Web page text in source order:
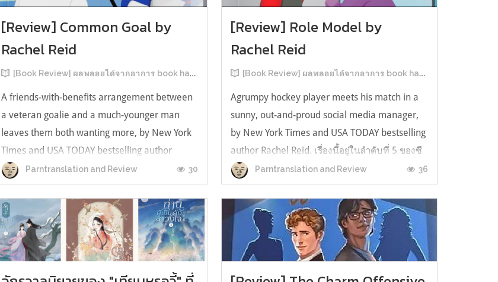
[Review] Common Goal by
Rachel Reid
[Book Review] ผลพลอยได้จากอาการ book hangover หลังอ่านสารพัน MM Romance
A friends-with-benefits arrangement between
a veteran goalie and a much-younger man
leaves them both wanting more, by New York
Times and USA TODAY bestselling author
Rachel Reid. เป็นเรื่องลำดับที่ 4ในซีรีส์ Game
Changer และเป็นเล่มที่ 4 ที่เราหยิบมาอ่าน ใน
ที่สุดลำดับเรื่องกับลำดับที่หยิบอ่านก็ตรงกั...
Parntranslation and Review 30
[Review] Role Model by
Rachel Reid
[Book Review] ผลพลอยได้จากอาการ book hangover หลังอ่านสารพัน MM Romance
Agrumpy hockey player meets his match in a
sunny, out-and-proud social media manager,
by New York Times and USA TODAY bestselling
author Rachel Reid. เรื่องนี้อยู่ในลำดับที่ 5 ของซี
รีส์ Game Changer แต่เป็นเรื่องที่ 3 ที่เราหยิบมา
อ่าน เพราะเห็นว่าเป็นเรื่องในไทม์ไลน์เดียวกันกับ
TheLong Game ประกอบกั...
Parntranslation and Review 36